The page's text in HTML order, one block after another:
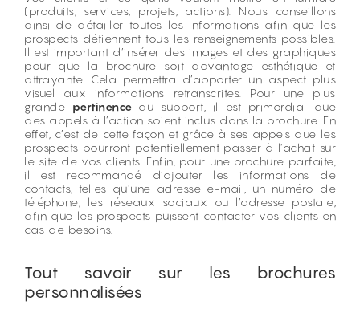
(produits, services, projets, actions). Nous conseillons
ainsi de détailler toutes les informations afin que les
prospects détiennent tous les renseignements possibles.
Il est important d’insérer des images et des graphiques
pour que la brochure soit davantage esthétique et
attrayante. Cela permettra d’apporter un aspect plus
visuel aux informations retranscrites. Pour une plus
grande pertinence du support, il est primordial que
des appels à l’action soient inclus dans la brochure. En
effet, c’est de cette façon et grâce à ses appels que les
prospects pourront potentiellement passer à l’achat sur
le site de vos clients. Enfin, pour une brochure parfaite,
il est recommandé d’ajouter les informations de
contacts, telles qu’une adresse e-mail, un numéro de
téléphone, les réseaux sociaux ou l’adresse postale,
afin que les prospects puissent contacter vos clients en
cas de besoins.
Tout savoir sur les brochures
personnalisées